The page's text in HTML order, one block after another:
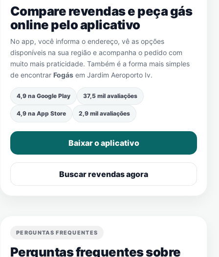
Compare revendas e peça gás
online pelo aplicativo
No app, você informa o endereço, vê as opções
disponíveis na sua região e acompanha o pedido com
muito mais praticidade. Também é a forma mais simples
de encontrar Fogás em Jardim Aeroporto Iv.
4,9 na Google Play 37,5 mil avaliações
4,9 na App Store 2,9 mil avaliações
Baixar o aplicativo
Buscar revendas agora
PERGUNTAS FREQUENTES
Perguntas frequentes sobre